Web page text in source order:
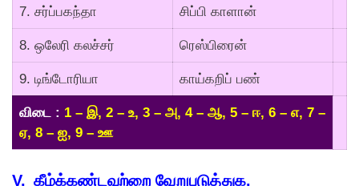
7. சர்ப்பகந்தா சிப்பி காளான்
8. ஒலேரி கலச்சர் ரெஸ்பிரைன்
9. டிங்டோரியா காய்கறிப் பண்
விடை : 1 – இ, 2 – உ, 3 – அ, 4 – ஆ, 5 – ஈ, 6 – எ, 7 –
ஏ, 8 – ஐ, 9 – ஊ
V. கீழ்க்கண்டவற்றை வேறுபடுத்துக.